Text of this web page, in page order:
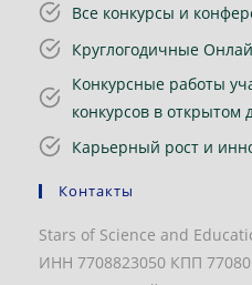
Все конкурсы и
Круглогодичные
Конкурсные работы
конкурсов в открытом
Карьерный рост и
Контакты
Stars of Science and
ИНН 7708823050 КПП